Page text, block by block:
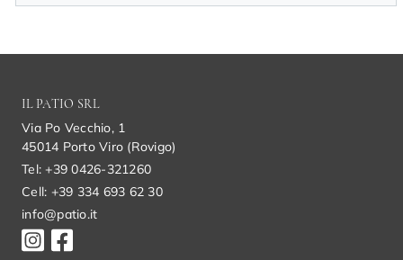
IL PATIO SRL
Via Po Vecchio, 1
45014 Porto Viro (Rovigo)
Tel: +39 0426-321260
Cell: +39 334 693 62 30
info@patio.it